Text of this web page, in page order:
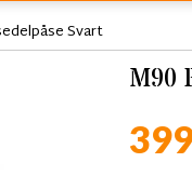
Svart
M90